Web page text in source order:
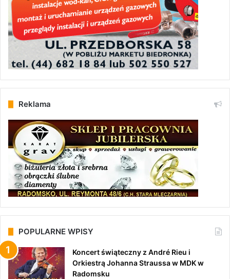
Reklama
POPULARNE WPISY
Koncert świąteczny z André Rieu i
Orkiestrą Johanna Straussa w MDK w
Radomsku